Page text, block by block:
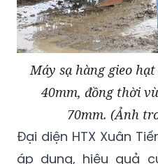
Máy sạ hàng gieo
40mm, đồng thời
70mm. (Ảnh
Đại diện HTX Xuân
áp dụng, hiệu quả